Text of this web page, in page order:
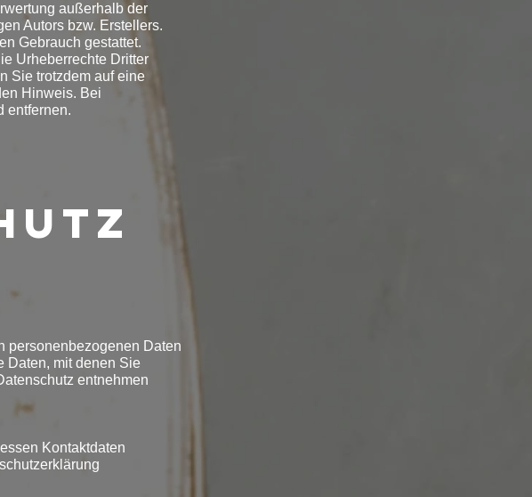
außerhalb der
Autors bzw. Erstellers.
Gebrauch gestattet.
Urheberrechte Dritter
Sie trotzdem auf eine
Hinweis. Bei
entfernen.
personenbezogenen Daten
Daten, mit denen Sie
entnehmen
Kontaktdaten